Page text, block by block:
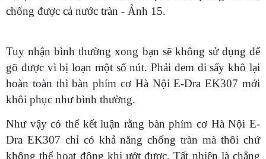
Tuy nhận bình thường xong bạn sẽ không sử dụng để
gõ được vì bị loạn một số nút. Phải đem đi sấy khô lại
hoàn toàn thì bàn phím cơ Hà Nội E-Dra EK307 mới
khôi phục như bình thường.
Như vậy có thể kết luận rằng bàn phím cơ Hà Nội E-
Dra EK307 chỉ có khả năng chống tràn mà thôi chứ
không thể hoạt động khi ướt được. Tất nhiên là chẳng